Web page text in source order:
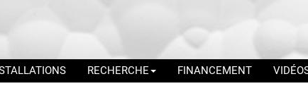
RECHERCHE FINANCEMENT